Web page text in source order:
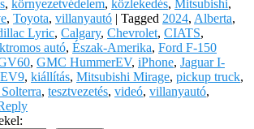
, környezetvédelem, közlekedés, Mitsubishi,
, Toyota, villanyautó | Tagged 2024, Alberta,
Lyric, Calgary, Chevrolet, CIATS,
autó, Észak-Amerika, Ford F-150
, GMC HummerEV, iPhone, Jaguar I-
, kiállítás, Mitsubishi Mirage, pickup truck,
, tesztvezetés, videó, villanyautó,